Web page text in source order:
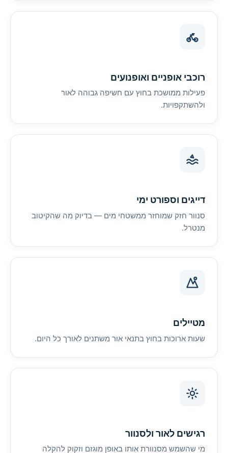
רוכבי אופניים ואופנועים
פעילות ממושכת בחוץ עם חשיפה גבוהה לאור
ולהשתקפויות.
דייגים וספורט ימי
סנוור חזק שמוחזר ממשטחי מים — בדיוק מה שהקיטוב
מנטרל.
מטיילים
שעות ארוכות בחוץ בתנאי אור משתנים לאורך כל היום.
רגישים לאור ולסנוור
מי שהשמש מסנוורת אותו באופן מוגזם וזקוק להקלה